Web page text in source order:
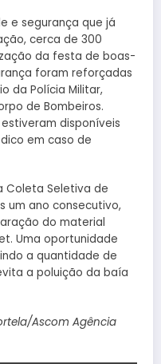
e segurança que já
cerca de 300
da festa de boas-
foram reforçadas
da Polícia Militar,
de Bombeiros.
disponíveis
em caso de
Coleta Seletiva de
um ano consecutivo,
do material
Uma oportunidade
a quantidade de
a poluição da baía
Ascom Agência